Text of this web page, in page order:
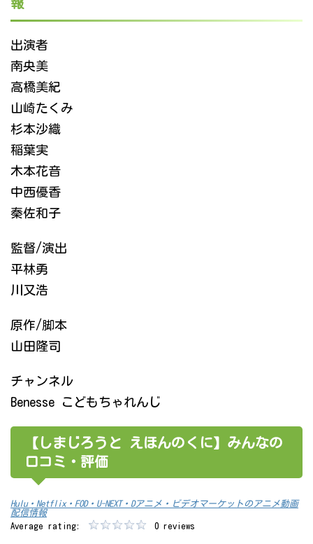
報
出演者
南央美
高橋美紀
山崎たくみ
杉本沙織
稲葉実
木本花音
中西優香
秦佐和子
監督/演出
平林勇
川又浩
原作/脚本
山田隆司
チャンネル
Benesse こどもちゃれんじ
【しまじろうと えほんのくに】みんなの
口コミ・評価
Hulu・Netflix・FOD・U-NEXT・Dアニメ・ビデオマーケットのアニメ動画
配信情報
Average rating:
0 reviews